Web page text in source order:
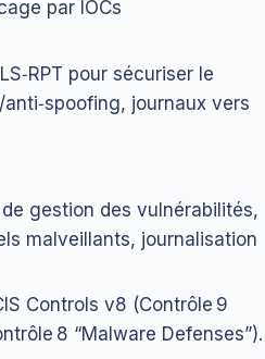
par IOCs
pour sécuriser le
journaux vers
gestion des vulnérabilités,
malveillants, journalisation
Controls v8 (Contrôle 9
8 “Malware Defenses”).